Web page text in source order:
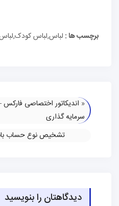
برچسب ها : لباس,لباس
« اندیکاتور اختصاصی فارکس
سرمایه گذاری
تشخیص نوع حساب
دیدگاهتان را بنویسید